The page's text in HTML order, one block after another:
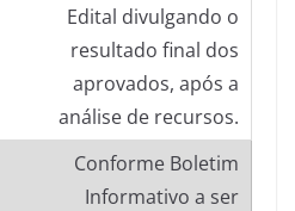
Edital divulgando o
resultado final dos
aprovados, após a
análise de recursos.
Conforme Boletim
Informativo a ser